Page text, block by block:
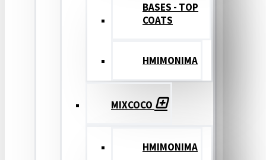
BASES - TOP
COATS
ΗΜΙΜΟΝΙΜΑ
MIXCOCO
HMIMONIMA